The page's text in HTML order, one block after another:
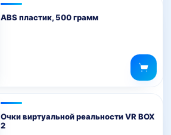
ABS пластик, 500 грамм
Очки виртуальной реальности VR BOX
2